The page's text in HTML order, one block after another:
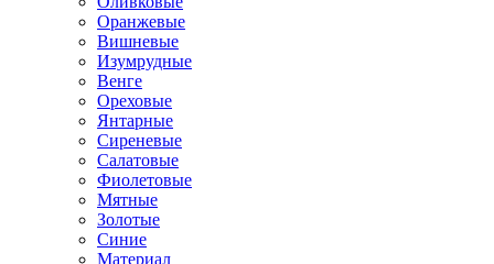
Оранжевые
Вишневые
Изумрудные
Венге
Ореховые
Янтарные
Сиреневые
Салатовые
Фиолетовые
Мятные
Золотые
Синие
Материал